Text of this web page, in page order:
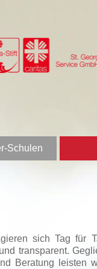
Schulen
sich Tag für
transparent.
Beratung leisten